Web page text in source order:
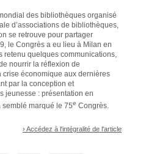
des bibliothèques organisé
d’associations de bibliothèques,
se retrouve pour partager
le Congrès a eu lieu à Milan en
retenu quelques communications,
nourrir la réflexion de
économique aux dernières
par la conception et
jeunesse : présentation en
marqué le 75e Congrès.
› Accédez à l'intégralité de l'article